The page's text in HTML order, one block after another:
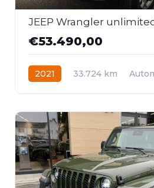
JEEP Wrangler
€53.490,00
2021 33.724 km